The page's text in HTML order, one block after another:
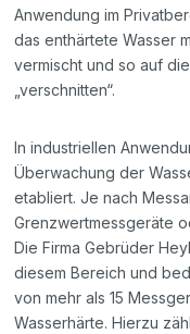
Anwendung im
das enthärtete Wasser
vermischt und so auf
„verschnitten“.
In industriellen
Überwachung der
etabliert. Je nach
Grenzwertmessgeräte
Die Firma Gebrüder
diesem Bereich und
von mehr als 15
Wasserhärte. Hierzu